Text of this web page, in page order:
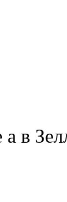
в